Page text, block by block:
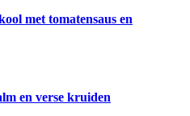
met tomatensaus en
en verse kruiden